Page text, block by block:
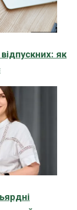
як